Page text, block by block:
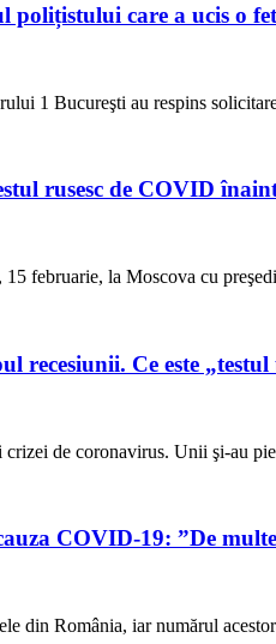
care a ucis o
1 Bucureşti au respins
rusesc de COVID
februarie, la Moscova cu
recesiunii. Ce este
de coronavirus. Unii şi-au
COVID-19: ”De
din România, iar numărul